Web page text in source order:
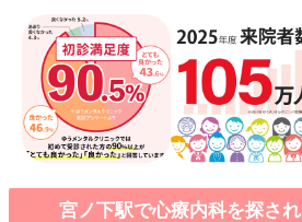
宮ノ下駅で心療内科を探さ